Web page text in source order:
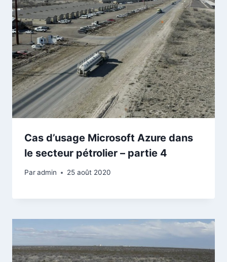
Cas d’usage Microsoft Azure dans
le secteur pétrolier – partie 4
Paradmin 25 août 2020